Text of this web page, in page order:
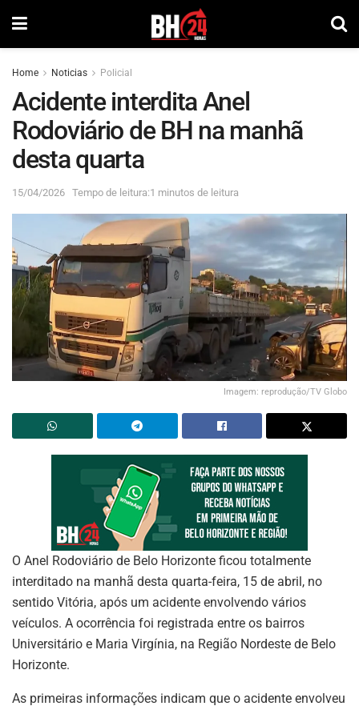
Home Noticias Policial
Acidente interdita Anel
Rodoviário de BH na manhã
desta quarta
15/04/2026 Tempo de leitura:1 minutos de leitura
Imagem: reprodução/TV Globo
O Anel Rodoviário de Belo Horizonte ficou totalmente
interditado na manhã desta quarta-feira, 15 de abril, no
sentido Vitória, após um acidente envolvendo vários
veículos. A ocorrência foi registrada entre os bairros
Universitário e Maria Virgínia, na Região Nordeste de Belo
Horizonte.
As primeiras informações indicam que o acidente envolveu